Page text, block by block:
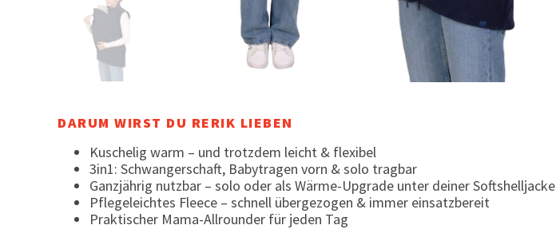
DARUM WIRST DU RERIK LIEBEN
Kuschelig warm – und trotzdem leicht & flexibel
3in1: Schwangerschaft, Babytragen vorn & solo tragbar
Ganzjährig nutzbar – solo oder als Wärme-Upgrade unter deiner Softshelljacke
Pflegeleichtes Fleece – schnell übergezogen & immer einsatzbereit
Praktischer Mama-Allrounder für jeden Tag